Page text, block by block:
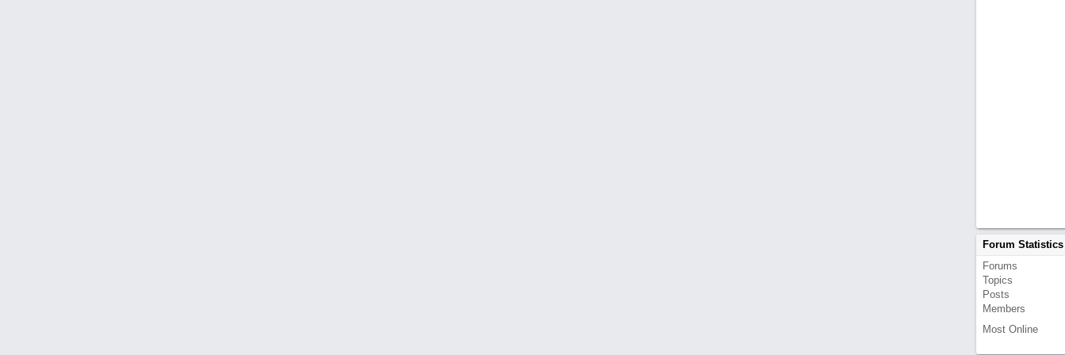
Forum Statistics
Forums
Topics
Posts
Members
Most Online